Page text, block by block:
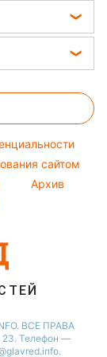
сайтом
Архив
ВСЕ ПРАВА
Телефон —